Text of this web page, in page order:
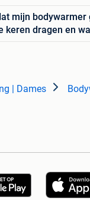
mijn
keren dragen en
| Dames